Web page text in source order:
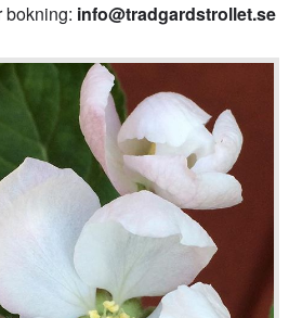
bokning: info@tradgardstrollet.se